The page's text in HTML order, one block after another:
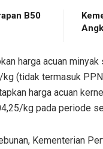
B50
harga acuan
(tidak termasuk
harga acuan
kg pada periode
Kementerian